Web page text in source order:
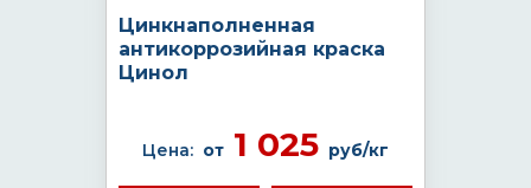
Цинкнаполненная
антикоррозийная краска
Цинол
Цена: от 1 025 руб/кг